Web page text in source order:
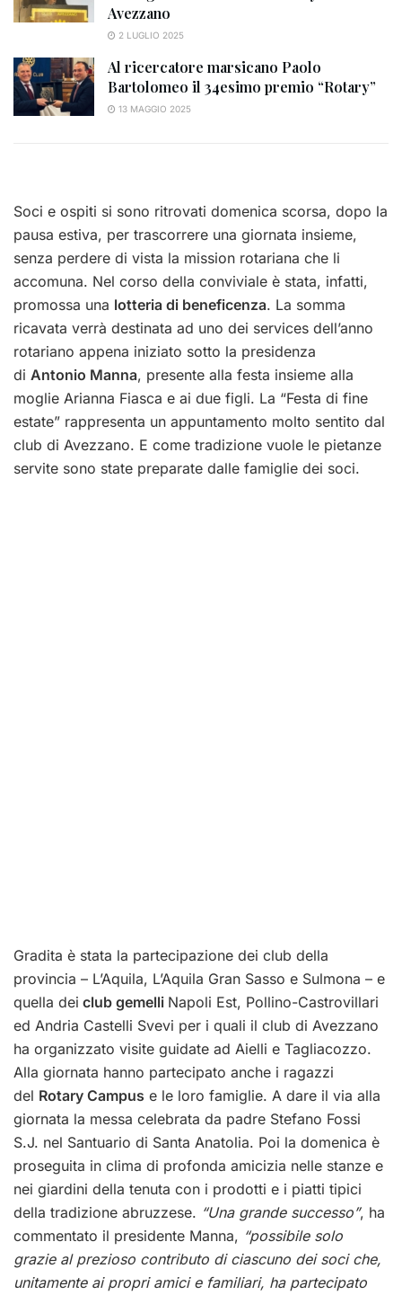
Avezzano
2 LUGLIO 2025
Al ricercatore marsicano Paolo
Bartolomeo il 34esimo premio “Rotary”
13 MAGGIO 2025
Soci e ospiti si sono ritrovati domenica scorsa, dopo la
pausa estiva, per trascorrere una giornata insieme,
senza perdere di vista la mission rotariana che li
accomuna. Nel corso della conviviale è stata, infatti,
promossa una lotteria di beneficenza. La somma
ricavata verrà destinata ad uno dei services dell’anno
rotariano appena iniziato sotto la presidenza
di Antonio Manna, presente alla festa insieme alla
moglie Arianna Fiasca e ai due figli. La “Festa di fine
estate” rappresenta un appuntamento molto sentito dal
club di Avezzano. E come tradizione vuole le pietanze
servite sono state preparate dalle famiglie dei soci.
Gradita è stata la partecipazione dei club della
provincia – L’Aquila, L’Aquila Gran Sasso e Sulmona – e
quella dei club gemelli Napoli Est, Pollino-Castrovillari
ed Andria Castelli Svevi per i quali il club di Avezzano
ha organizzato visite guidate ad Aielli e Tagliacozzo.
Alla giornata hanno partecipato anche i ragazzi
del Rotary Campus e le loro famiglie. A dare il via alla
giornata la messa celebrata da padre Stefano Fossi
S.J. nel Santuario di Santa Anatolia. Poi la domenica è
proseguita in clima di profonda amicizia nelle stanze e
nei giardini della tenuta con i prodotti e i piatti tipici
della tradizione abruzzese. “Una grande successo”, ha
commentato il presidente Manna, “possibile solo
grazie al prezioso contributo di ciascuno dei soci che,
unitamente ai propri amici e familiari, ha partecipato